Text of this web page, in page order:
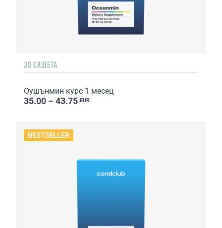
30 САШЕТА
Оушънмин курс 1 месец
35.00 – 43.75 EUR
BESTSELLER